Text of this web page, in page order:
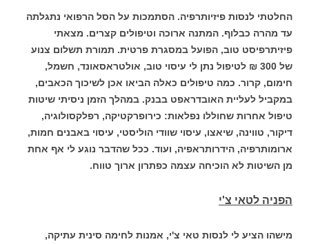
החלטתי לנסות פיזיותרפיה. הסתמכות על הסל הרפואי נתגלתה
עד מהרה כבלוף. המתנה ארוכה וטיפולים קצרים. מצאתי
פיזיתרפיסט טוב, הפועל במסגרת פרטית. תמורת תשלום צנוע
של 300 ₪ לטיפול נתן לי עיסוי טוב, אולטראסאונד, חשמל,
חימום, קרור. כמה טיפולים כאלה הביאו אכן לשיכוך הכאבים,
במקביל לעליית האובדראפט בבנק. במהלך הזמן ניסיתי שיטות
טיפול אחרות שחוללו נפלאות: כירופרקטיקה, רפלקסולוגיה,
דיקור, טווינה, שיאצו, עיסוי שוודי הוליסטי, עיסוי באבנים חמות,
ארומותרפיה, הידרותראפיה, ועוד. ככל שהדבר נוגע לי אף אחת
מן השיטות לא הוכיחה עצמה כפתרון ארוך טווח.
הפניה לטאי צ'י
מישהו הציע לי לנסות טאי צ'י, אמנות לחימה סינית עתיקה,